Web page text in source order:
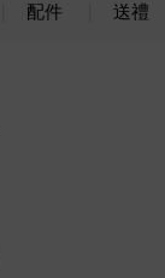
配件 送禮